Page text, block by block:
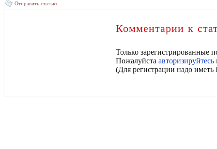
Отправить статью
Комментарии к
Только зарегистрированные
Пожалуйста авторизируйтесь
(Для регистрации надо